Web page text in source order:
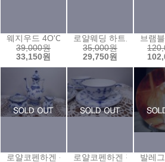
웨지우드 4O'CLOCK 미니어처티팟
39,000원
33,150원
로얄웨딩 하트보석함1
35,000원
29,750원
브램
로얄코펜하겐 풀레이스 악마팟(에소),슈거
로얄코펜하겐 점보컵앤
발레